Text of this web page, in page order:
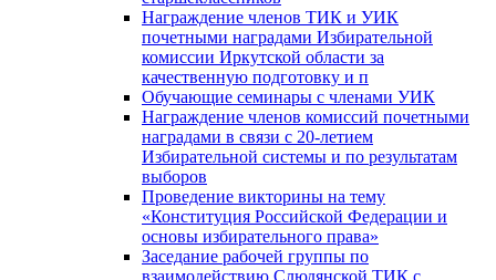
Награждение членов ТИК и УИК
почетными наградами Избирательной
комиссии Иркутской области за
качественную подготовку и п
Обучающие семинары с членами УИК
Награждение членов комиссий почетными
наградами в связи с 20-летием
Избирательной системы и по результатам
выборов
Проведение викторины на тему
«Конституция Российской Федерации и
основы избирательного права»
Заседание рабочей группы по
взаимодействию Слюдянской ТИК с